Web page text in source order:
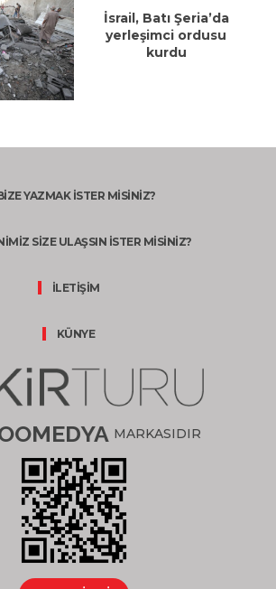
İsrail, Batı Şeria’da
yerleşimci ordusu
kurdu
YAZMAK İSTER MİSİNİZ?
SİZE ULAŞSIN İSTER MİSİNİZ?
İLETİŞİM
KÜNYE
MARKASIDIR